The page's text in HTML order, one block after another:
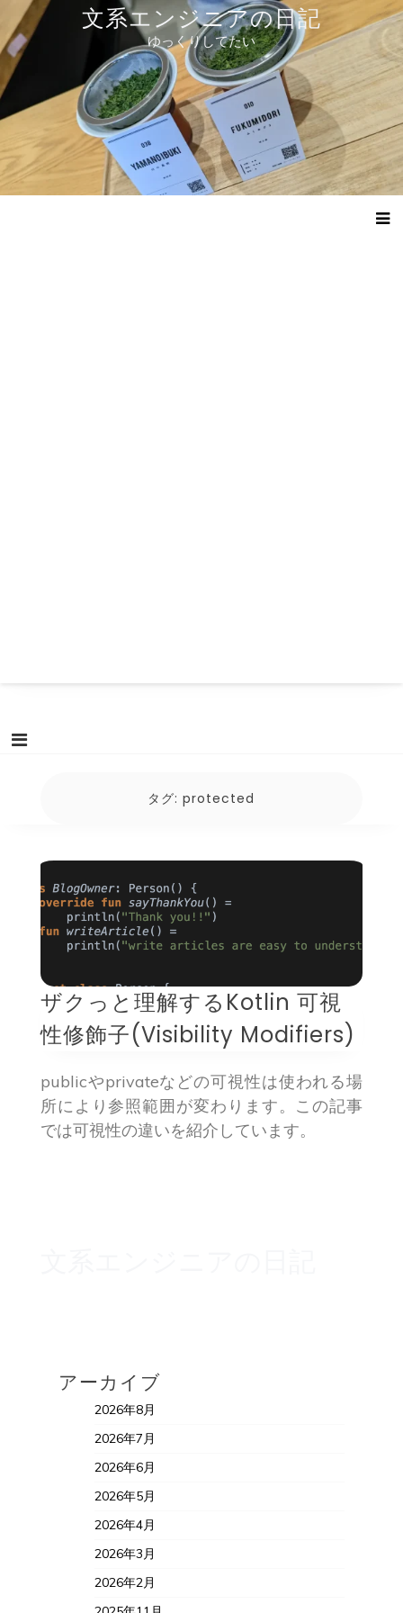
テ
ツ
へ
ス
ッ
プ
文系エンジニアの日記
ゆっくりしてたい
タグ:protected
ザクっと理解するKotlin 可視
性修飾子(Visibility Modifiers)
publicやprivateなどの可視性は使われる場
所により参照範囲が変わります。この記事
では可視性の違いを紹介しています。
アーカイブ
2026年8月
2026年7月
2026年6月
2026年5月
2026年4月
2026年3月
2026年2月